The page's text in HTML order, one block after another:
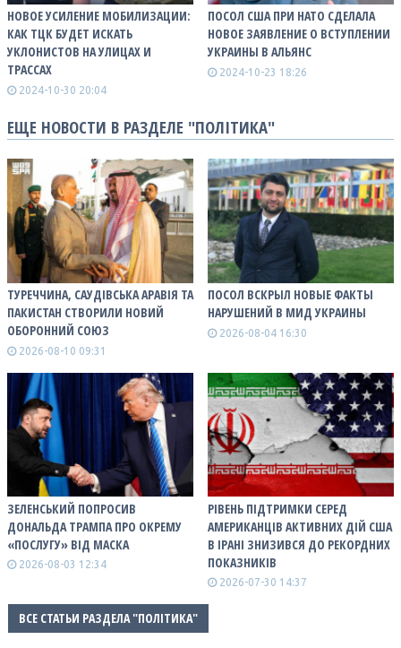
НОВОЕ УСИЛЕНИЕ МОБИЛИЗАЦИИ:
КАК ТЦК БУДЕТ ИСКАТЬ
УКЛОНИСТОВ НА УЛИЦАХ И
ТРАССАХ
2024-10-30 20:04
ПОСОЛ США ПРИ НАТО СДЕЛАЛА
НОВОЕ ЗАЯВЛЕНИЕ О ВСТУПЛЕНИИ
УКРАИНЫ В АЛЬЯНС
2024-10-23 18:26
ЕЩЕ НОВОСТИ В РАЗДЕЛЕ "ПОЛІТИКА"
ТУРЕЧЧИНА, САУДІВСЬКА АРАВІЯ ТА
ПАКИСТАН СТВОРИЛИ НОВИЙ
ОБОРОННИЙ СОЮЗ
2026-08-10 09:31
ПОСОЛ ВСКРЫЛ НОВЫЕ ФАКТЫ
НАРУШЕНИЙ В МИД УКРАИНЫ
2026-08-04 16:30
ЗЕЛЕНСЬКИЙ ПОПРОСИВ
ДОНАЛЬДА ТРАМПА ПРО ОКРЕМУ
«ПОСЛУГУ» ВІД МАСКА
2026-08-03 12:34
РІВЕНЬ ПІДТРИМКИ СЕРЕД
АМЕРИКАНЦІВ АКТИВНИХ ДІЙ США
В ІРАНІ ЗНИЗИВСЯ ДО РЕКОРДНИХ
ПОКАЗНИКІВ
2026-07-30 14:37
ВСЕ СТАТЬИ РАЗДЕЛА "ПОЛІТИКА"